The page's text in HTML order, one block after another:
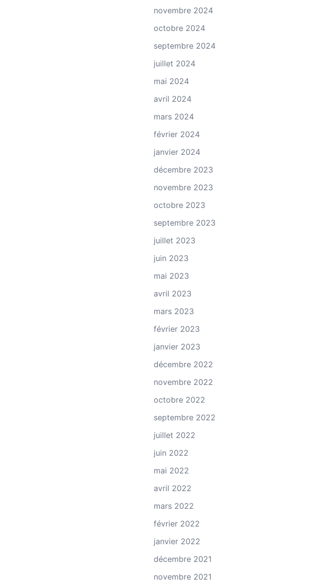
novembre 2024
octobre 2024
septembre 2024
juillet 2024
mai 2024
avril 2024
mars 2024
février 2024
janvier 2024
décembre 2023
novembre 2023
octobre 2023
septembre 2023
juillet 2023
juin 2023
mai 2023
avril 2023
mars 2023
février 2023
janvier 2023
décembre 2022
novembre 2022
octobre 2022
septembre 2022
juillet 2022
juin 2022
mai 2022
avril 2022
mars 2022
février 2022
janvier 2022
décembre 2021
novembre 2021